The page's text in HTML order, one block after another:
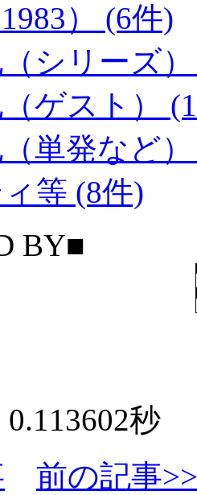
） (6件)
シリーズ
ゲスト）
単発など
等 (8件)
BY■
秒
前の記事>>